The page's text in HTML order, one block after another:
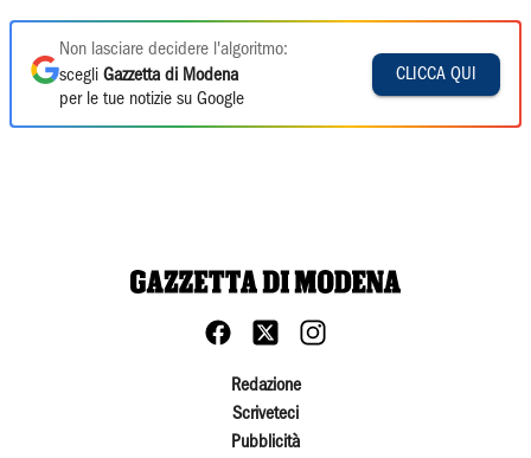
Non lasciare decidere l'algoritmo:
scegli Gazzetta di Modena
per le tue notizie su Google
CLICCA QUI
Redazione
Scriveteci
Pubblicità